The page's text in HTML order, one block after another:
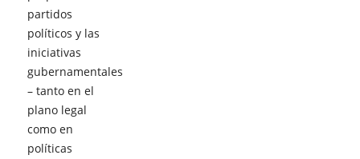
partidos
políticos y las
iniciativas
gubernamentales
– tanto en el
plano legal
como en
políticas